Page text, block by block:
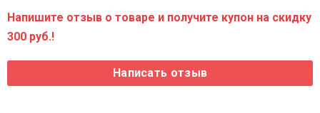
Напишите отзыв о товаре и получите купон на скидку
300 руб.!